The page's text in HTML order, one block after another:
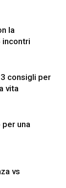
la
incontri
consigli per
vita
per una
vs